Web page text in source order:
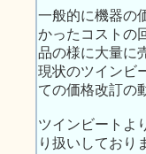
一般的に機器の
かったコストの
品の様に大量に
現状のツインビ
ての価格改訂の
ツインビートよ
り扱いしており